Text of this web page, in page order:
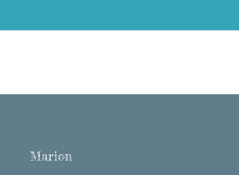
Marion